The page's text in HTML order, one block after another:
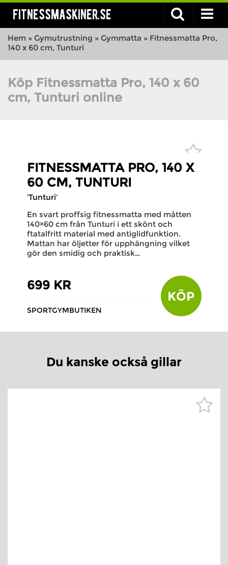
fitnessmaskiner.se
Hem » Gymutrustning » Gymmatta » Fitnessmatta Pro,
140 x 60 cm, Tunturi
Köp Fitnessmatta Pro, 140 x 60
cm, Tunturi online
FITNESSMATTA PRO, 140 X
60 CM, TUNTURI
'Tunturi'
En svart proffsig fitnessmatta med måtten
140×60 cm från Tunturi i ett skönt och
ftatalfritt material med antiglidfunktion.
Mattan har öljetter för upphängning vilket
gör den smidig och praktisk…
699 KR
SPORTGYMBUTIKEN
KÖP
Du kanske också gillar